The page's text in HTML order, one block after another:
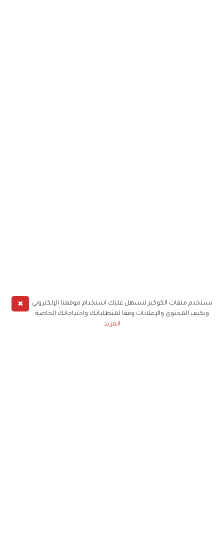
✖
نستخدم ملفات الكوكيز لنسهل عليك استخدام موقعنا الإلكتروني
ونكيف المحتوى والإعلانات وفقا لمتطلباتك واحتياجاتك الخاصة
المزيد